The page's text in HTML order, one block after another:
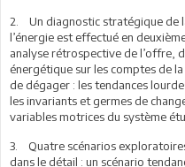
2. Un diagnostic stratégique de
l’énergie est effectué en
analyse rétrospective de l’offre,
énergétique sur les comptes de
de dégager : les tendances
les invariants et germes de
variables motrices du système
3. Quatre scénarios
dans le détail : un scénario